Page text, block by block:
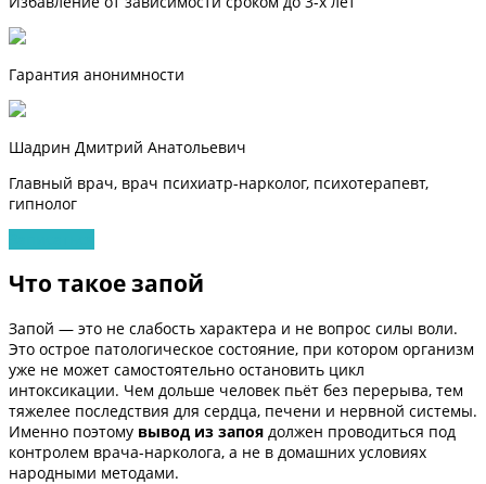
Гарантия анонимности
Шадрин Дмитрий Анатольевич
Главный врач, врач психиатр-нарколог, психотерапевт,
гипнолог
Что такое запой
Запой — это не слабость характера и не вопрос силы воли.
Это острое патологическое состояние, при котором организм
уже не может самостоятельно остановить цикл
интоксикации. Чем дольше человек пьёт без перерыва, тем
тяжелее последствия для сердца, печени и нервной системы.
Именно поэтому вывод из запоя должен проводиться под
контролем врача-нарколога, а не в домашних условиях
народными методами.